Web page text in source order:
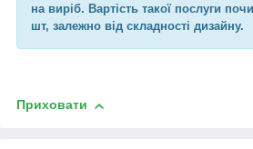
на виріб. Вартість такої послуги
шт, залежно від складності дизайну.
Приховати